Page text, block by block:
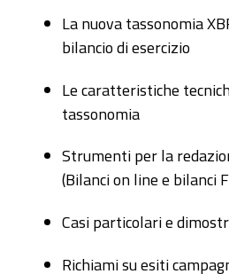
La nuova tassonomia
bilancio di esercizio
Le caratteristiche
tassonomia
Strumenti per la
(Bilanci on line e bilanci
Casi particolari e
Richiami su esiti